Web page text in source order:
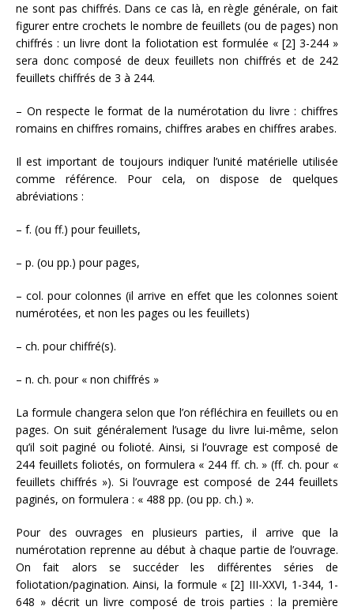
ne sont pas chiffrés. Dans ce cas là, en règle générale, on fait
figurer entre crochets le nombre de feuillets (ou de pages) non
chiffrés : un livre dont la foliotation est formulée « [2] 3-244 »
sera donc composé de deux feuillets non chiffrés et de 242
feuillets chiffrés de 3 à 244.
– On respecte le format de la numérotation du livre : chiffres
romains en chiffres romains, chiffres arabes en chiffres arabes.
Il est important de toujours indiquer l’unité matérielle utilisée
comme référence. Pour cela, on dispose de quelques
abréviations :
– f. (ou ff.) pour feuillets,
– p. (ou pp.) pour pages,
– col. pour colonnes (il arrive en effet que les colonnes soient
numérotées, et non les pages ou les feuillets)
– ch. pour chiffré(s).
– n. ch. pour « non chiffrés »
La formule changera selon que l’on réfléchira en feuillets ou en
pages. On suit généralement l’usage du livre lui-même, selon
qu’il soit paginé ou folioté. Ainsi, si l’ouvrage est composé de
244 feuillets foliotés, on formulera « 244 ff. ch. » (ff. ch. pour «
feuillets chiffrés »). Si l’ouvrage est composé de 244 feuillets
paginés, on formulera : « 488 pp. (ou pp. ch.) ».
Pour des ouvrages en plusieurs parties, il arrive que la
numérotation reprenne au début à chaque partie de l’ouvrage.
On fait alors se succéder les différentes séries de
foliotation/pagination. Ainsi, la formule « [2] III-XXVI, 1-344, 1-
648 » décrit un livre composé de trois parties : la première